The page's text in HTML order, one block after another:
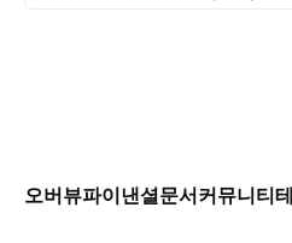
오버뷰파이낸셜문서커뮤니티